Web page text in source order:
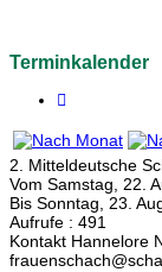
Terminkalender
2. Mitteldeutsche
Vom Samstag, 22.
Bis Sonntag, 23.
Aufrufe : 491
Kontakt Hannelore